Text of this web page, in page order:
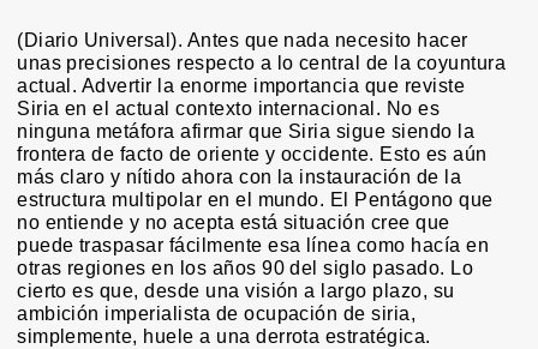
(Diario Universal). Antes que nada necesito hacer
unas precisiones respecto a lo central de la coyuntura
actual. Advertir la enorme importancia que reviste
Siria en el actual contexto internacional. No es
ninguna metáfora afirmar que Siria sigue siendo la
frontera de facto de oriente y occidente. Esto es aún
más claro y nítido ahora con la instauración de la
estructura multipolar en el mundo. El Pentágono que
no entiende y no acepta está situación cree que
puede traspasar fácilmente esa línea como hacía en
otras regiones en los años 90 del siglo pasado. Lo
cierto es que, desde una visión a largo plazo, su
ambición imperialista de ocupación de siria,
simplemente, huele a una derrota estratégica.